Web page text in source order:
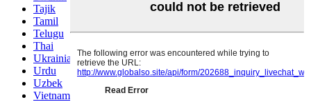
Tajik
Tamil
Telugu
Thai
Ukrainian
Urdu
Uzbek
Vietnamese